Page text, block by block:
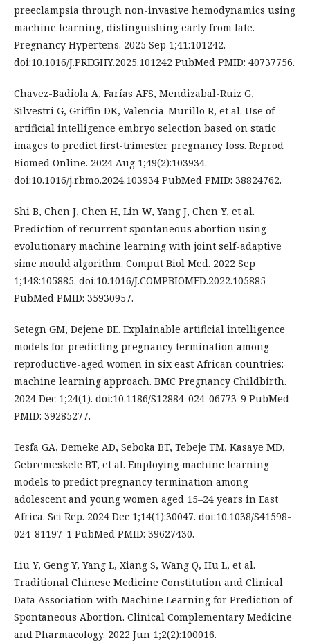
preeclampsia through non-invasive hemodynamics using
machine learning, distinguishing early from late.
Pregnancy Hypertens. 2025 Sep 1;41:101242.
doi:10.1016/J.PREGHY.2025.101242 PubMed PMID: 40737756.
Chavez-Badiola A, Farías AFS, Mendizabal-Ruiz G,
Silvestri G, Griffin DK, Valencia-Murillo R, et al. Use of
artificial intelligence embryo selection based on static
images to predict first-trimester pregnancy loss. Reprod
Biomed Online. 2024 Aug 1;49(2):103934.
doi:10.1016/j.rbmo.2024.103934 PubMed PMID: 38824762.
Shi B, Chen J, Chen H, Lin W, Yang J, Chen Y, et al.
Prediction of recurrent spontaneous abortion using
evolutionary machine learning with joint self-adaptive
sime mould algorithm. Comput Biol Med. 2022 Sep
1;148:105885. doi:10.1016/J.COMPBIOMED.2022.105885
PubMed PMID: 35930957.
Setegn GM, Dejene BE. Explainable artificial intelligence
models for predicting pregnancy termination among
reproductive-aged women in six east African countries:
machine learning approach. BMC Pregnancy Childbirth.
2024 Dec 1;24(1). doi:10.1186/S12884-024-06773-9 PubMed
PMID: 39285277.
Tesfa GA, Demeke AD, Seboka BT, Tebeje TM, Kasaye MD,
Gebremeskele BT, et al. Employing machine learning
models to predict pregnancy termination among
adolescent and young women aged 15–24 years in East
Africa. Sci Rep. 2024 Dec 1;14(1):30047. doi:10.1038/S41598-
024-81197-1 PubMed PMID: 39627430.
Liu Y, Geng Y, Yang L, Xiang S, Wang Q, Hu L, et al.
Traditional Chinese Medicine Constitution and Clinical
Data Association with Machine Learning for Prediction of
Spontaneous Abortion. Clinical Complementary Medicine
and Pharmacology. 2022 Jun 1;2(2):100016.